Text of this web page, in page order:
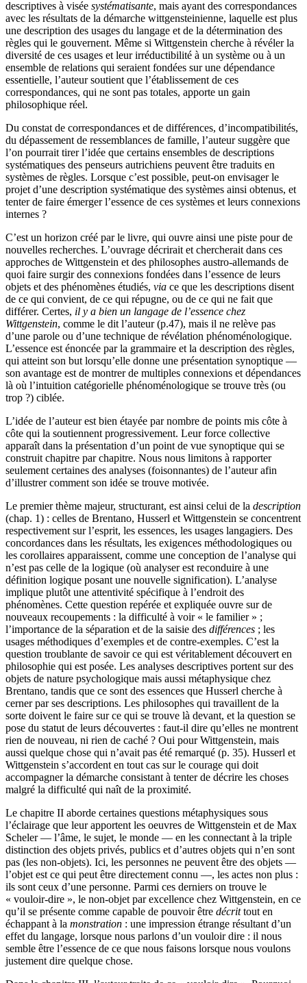
descriptives à visée systématisante, mais ayant des correspondances
avec les résultats de la démarche wittgensteinienne, laquelle est plus
une description des usages du langage et de la détermination des
règles qui le gouvernent. Même si Wittgenstein cherche à révéler la
diversité de ces usages et leur irréductibilité à un système ou à un
ensemble de relations qui seraient fondées sur une dépendance
essentielle, l’auteur soutient que l’établissement de ces
correspondances, qui ne sont pas totales, apporte un gain
philosophique réel.
Du constat de correspondances et de différences, d’incompatibilités,
du dépassement de ressemblances de famille, l’auteur suggère que
l’on pourrait tirer l’idée que certains ensembles de descriptions
systématiques des penseurs autrichiens peuvent être traduits en
systèmes de règles. Lorsque c’est possible, peut-on envisager le
projet d’une description systématique des systèmes ainsi obtenus, et
tenter de faire émerger l’essence de ces systèmes et leurs connexions
internes ?
C’est un horizon créé par le livre, qui ouvre ainsi une piste pour de
nouvelles recherches. L’ouvrage décrirait et chercherait dans ces
approches de Wittgenstein et des philosophes austro-allemands de
quoi faire surgir des connexions fondées dans l’essence de leurs
objets et des phénomènes étudiés, via ce que les descriptions disent
de ce qui convient, de ce qui répugne, ou de ce qui ne fait que
différer. Certes, il y a bien un langage de l’essence chez
Wittgenstein, comme le dit l’auteur (p.47), mais il ne relève pas
d’une parole ou d’une technique de révélation phénoménologique.
L’essence est énoncée par la grammaire et la description des règles,
qui atteint son but lorsqu’elle donne une présentation synoptique —
son avantage est de montrer de multiples connexions et dépendances
là où l’intuition catégorielle phénoménologique se trouve très (ou
trop ?) ciblée.
L’idée de l’auteur est bien étayée par nombre de points mis côte à
côte qui la soutiennent progressivement. Leur force collective
apparaît dans la présentation d’un point de vue synoptique qui se
construit chapitre par chapitre. Nous nous limitons à rapporter
seulement certaines des analyses (foisonnantes) de l’auteur afin
d’illustrer comment son idée se trouve motivée.
Le premier thème majeur, structurant, est ainsi celui de la description
(chap. 1) : celles de Brentano, Husserl et Wittgenstein se concentrent
respectivement sur l’esprit, les essences, les usages langagiers. Des
concordances dans les résultats, les exigences méthodologiques ou
les corollaires apparaissent, comme une conception de l’analyse qui
n’est pas celle de la logique (où analyser est reconduire à une
définition logique posant une nouvelle signification). L’analyse
implique plutôt une attentivité spécifique à l’endroit des
phénomènes. Cette question repérée et expliquée ouvre sur de
nouveaux recoupements : la difficulté à voir « le familier » ;
l’importance de la séparation et de la saisie des différences ; les
usages méthodiques d’exemples et de contre-exemples. C’est la
question troublante de savoir ce qui est véritablement découvert en
philosophie qui est posée. Les analyses descriptives portent sur des
objets de nature psychologique mais aussi métaphysique chez
Brentano, tandis que ce sont des essences que Husserl cherche à
cerner par ses descriptions. Les philosophes qui travaillent de la
sorte doivent le faire sur ce qui se trouve là devant, et la question se
pose du statut de leurs découvertes : faut-il dire qu’elles ne montrent
rien de nouveau, ni rien de caché ? Oui pour Wittgenstein, mais
aussi quelque chose qui n’avait pas été remarqué (p. 35). Husserl et
Wittgenstein s’accordent en tout cas sur le courage qui doit
accompagner la démarche consistant à tenter de décrire les choses
malgré la difficulté qui naît de la proximité.
Le chapitre II aborde certaines questions métaphysiques sous
l’éclairage que leur apportent les oeuvres de Wittgenstein et de Max
Scheler — l’âme, le sujet, le monde — en les connectant à la triple
distinction des objets privés, publics et d’autres objets qui n’en sont
pas (les non-objets). Ici, les personnes ne peuvent être des objets —
l’objet est ce qui peut être directement connu —, les actes non plus :
ils sont ceux d’une personne. Parmi ces derniers on trouve le
« vouloir-dire », le non-objet par excellence chez Wittgenstein, en ce
qu’il se présente comme capable de pouvoir être décrittout en
échappant à la monstration : une impression étrange résultant d’un
effet du langage, lorsque nous parlons d’un vouloir dire : il nous
semble être l’essence de ce que nous faisons lorsque nous voulons
justement dire quelque chose.